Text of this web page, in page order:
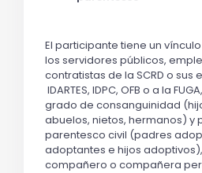
El participante tiene un
los servidores públicos,
contratistas de la SCRD o sus
IDARTES, IDPC, OFB o a la
grado de consanguinidad
abuelos, nietos, hermanos) y
parentesco civil (padres
adoptantes e hijos
compañero o compañera